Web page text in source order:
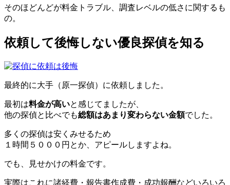
そのほどんどが料金トラブル、調査レベルの低さ に関するも
の。
依頼して後悔しない優良探偵を知る
最終的に大手（ 原一探偵）に依頼しました。
最初は料金が高いと感じてましたが、
他の探偵と比べでも総額はあまり変わらない金額でした 。
多くの探偵は安くみせるため
１時間５０００円とか、アピールしますよね。
でも、 見せかけの料金です。
実際はこれに諸経費・報告書作成費・成功報酬などいろいろ